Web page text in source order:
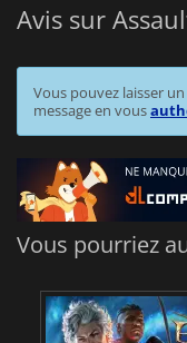
Avis sur
Vous pouvez laisser
message en vous
Vous pourriez